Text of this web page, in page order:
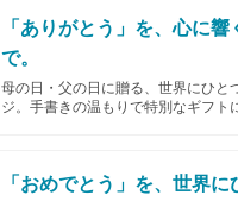
「ありがとう」を、心に響
で。
母の日・父の日に贈る、世界にひと
ジ。手書きの温もりで特別なギフト
「おめでとう」を、世界に